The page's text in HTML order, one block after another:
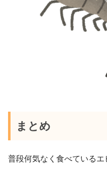
まとめ
普段何気なく食べている